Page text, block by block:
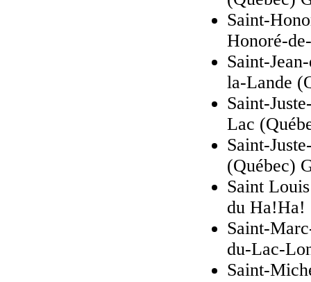
Saint-
Honoré-
Saint-
la-Lande
Saint-
Lac
Saint-
(Québec)
Saint
du Ha!Ha!
Saint-
du-Lac-
Saint-